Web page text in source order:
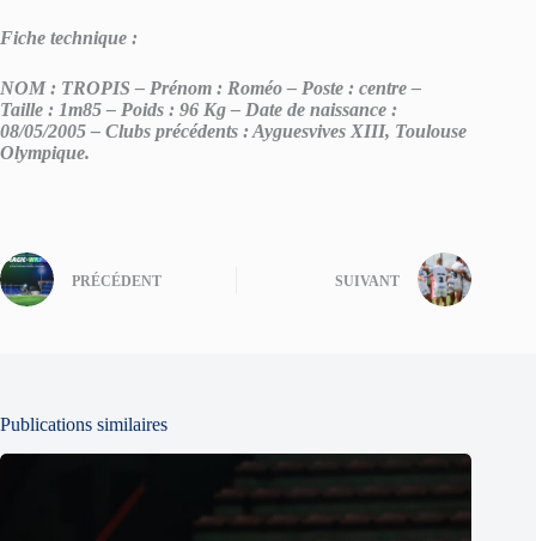
Fiche technique :
NOM : TROPIS – Prénom : Roméo – Poste : centre –
Taille : 1m85 – Poids : 96 Kg – Date de naissance :
08/05/2005 – Clubs précédents : Ayguesvives XIII, Toulouse
Olympique.
PRÉCÉDENT SUIVANT
Publications similaires